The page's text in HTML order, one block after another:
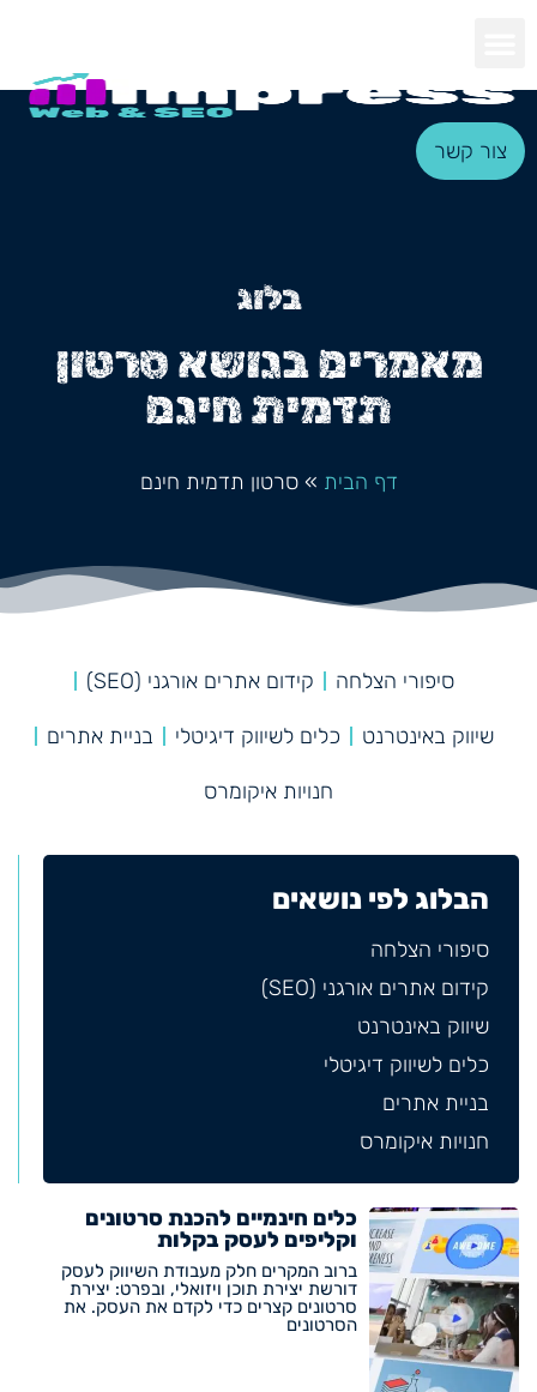
צור קשר
בלוג
מאמרים בנושא סרטון
תדמית חינם
דף הבית »סרטון תדמית חינם
סיפורי הצלחה קידום אתרים אורגני (SEO)
שיווק באינטרנט כלים לשיווק דיגיטלי בניית אתרים
חנויות איקומרס
הבלוג לפי נושאים
סיפורי הצלחה
קידום אתרים אורגני (SEO)
שיווק באינטרנט
כלים לשיווק דיגיטלי
בניית אתרים
חנויות איקומרס
כלים חינמיים להכנת סרטונים
וקליפים לעסק בקלות
ברוב המקרים חלק מעבודת השיווק לעסק
דורשת יצירת תוכן ויזואלי, ובפרט: יצירת
סרטונים קצרים כדי לקדם את העסק. את
הסרטונים